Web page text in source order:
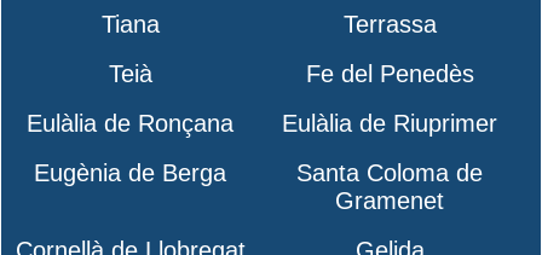
Tiana
Terrassa
Teià
Fe del Penedès
Eulàlia de Ronçana
Eulàlia de Riuprimer
Eugènia de Berga
Santa Coloma de
Gramenet